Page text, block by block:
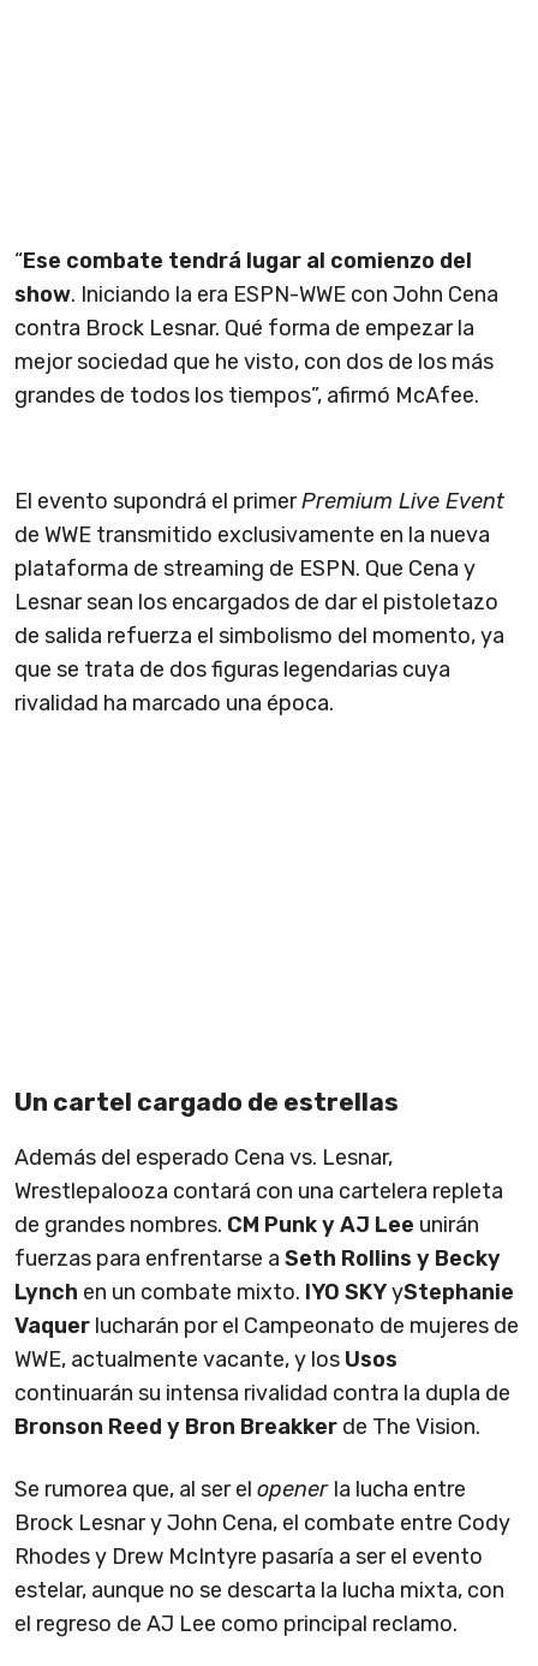
“Ese combate tendrá lugar al comienzo del
show. Iniciando la era ESPN-WWE con John Cena
contra Brock Lesnar. Qué forma de empezar la
mejor sociedad que he visto, con dos de los más
grandes de todos los tiempos”, afirmó McAfee.
El evento supondrá el primerPremium Live Event
de WWE transmitido exclusivamente en la nueva
plataforma de streaming de ESPN. Que Cena y
Lesnar sean los encargados de dar el pistoletazo
de salida refuerza el simbolismo del momento, ya
que se trata de dos figuras legendarias cuya
rivalidad ha marcado una época.
Un cartel cargado de estrellas
Además del esperado Cena vs. Lesnar,
Wrestlepalooza contará con una cartelera repleta
de grandes nombres. CM Punk y AJ Lee unirán
fuerzas para enfrentarse a Seth Rollins y Becky
Lynch en un combate mixto. IYO SKYyStephanie
Vaquer lucharán por el Campeonato de mujeres de
WWE, actualmente vacante, y los Usos
continuarán su intensa rivalidad contra la dupla de
Bronson Reed y Bron Breakker de The Vision.
Se rumorea que, al ser el opener la lucha entre
Brock Lesnar y John Cena, el combate entre Cody
Rhodes y Drew McIntyre pasaría a ser el evento
estelar, aunque no se descarta la lucha mixta, con
el regreso de AJ Lee como principal reclamo.